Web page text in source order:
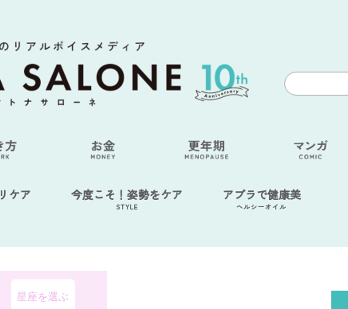
ケア 今度こそ！姿勢をケア
STYLE
アブラで健康美
ヘルシーオイル
星座を選ぶ